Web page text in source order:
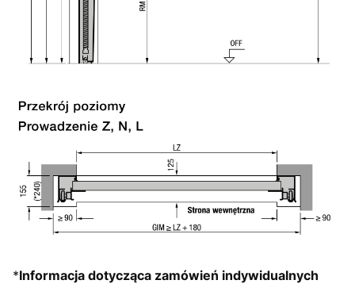
*Informacja dotycząca zamówień indywidualnych